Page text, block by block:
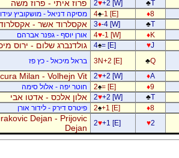
♣T
2♥+2 [W] פרוז איתי - פרוז משה
♦8
4♠-1 [E] מסיקה דניאל - מושקוביץ עידו
♣T
3♦-4 [W] אקסלרוד אשר -
♦K
4♥-1 [W] אורן יוסף - גפנר אברהם
♥J
4♠= [E] גולדנברג שלום - ירוס
♣Q
3N+2 [E] בראל מיכאל - כץ פז
♦A
2♥+2 [W]
Milan - Volhejn Vit
♦9
2♠= [E] חוטר יפה - אלול סימה
♣T
2♥+2 [W] אלון אלכס - אדטו אבי
♦8
2♠+1 [E] פיטרס דירק - לידור אורן
♥2
2♥+1 [E]
Dejan - Prijovic
Dejan